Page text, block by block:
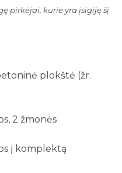
pirkėjai, kurie yra įsigiję šį
plokštė (žr.
2 žmonės
į komplektą